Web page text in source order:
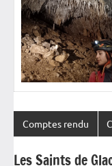
Comptes rendu
Les Saints de